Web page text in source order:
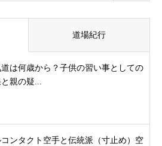
道場紀行
は何歳から？子供の習い事としての
親の疑...
コンタクト空手と伝統派（寸止め）空